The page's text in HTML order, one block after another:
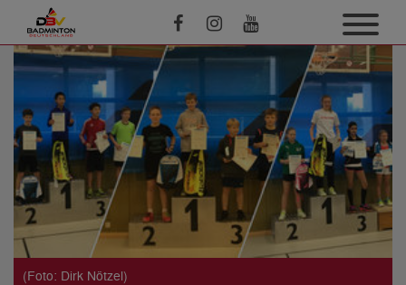
(Foto: Dirk Nötzel)